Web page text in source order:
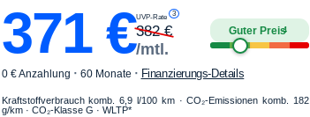
371€UVP-Rate 3
382€
/mtl.
Guter Preis4
0 € Anzahlung · 60 Monate · Finanzierungs-Details
Kraftstoffverbrauch komb. 6,9 l/100 km · CO₂-Emissionen komb. 182
g/km · CO₂-Klasse G · WLTP*